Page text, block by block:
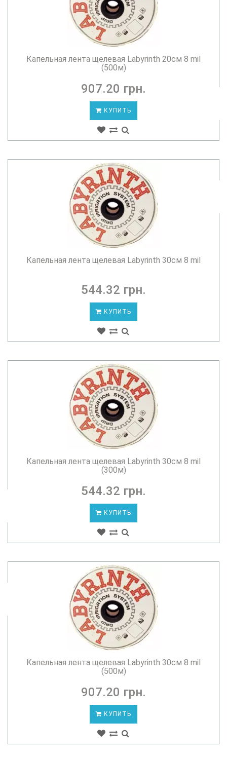
Капельная лента щелевая Labyrinth 20см 8 mil
(500м)
907.20 грн.
КУПИТЬ
Капельная лента щелевая Labyrinth 30см 8 mil
544.32 грн.
КУПИТЬ
Капельная лента щелевая Labyrinth 30см 8 mil
(300м)
544.32 грн.
КУПИТЬ
Капельная лента щелевая Labyrinth 30см 8 mil
(500м)
907.20 грн.
КУПИТЬ